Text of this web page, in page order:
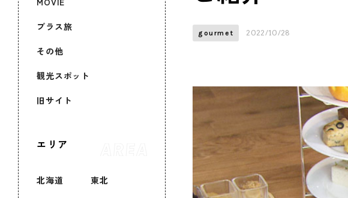
プラス旅
その他
観光スポット
旧サイト
エリア
北海道 東北
gourmet 2022/10/28